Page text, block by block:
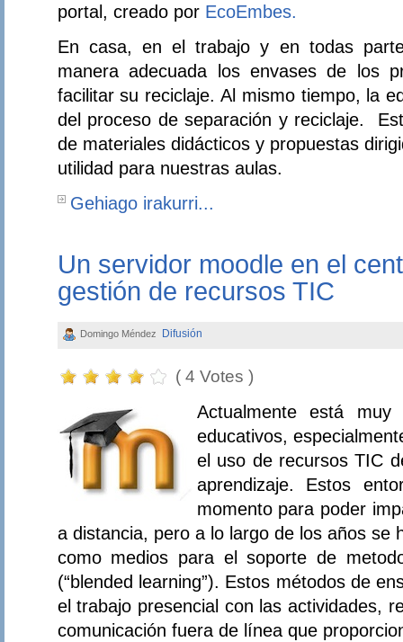
portal, creado por EcoEmbes.
En casa, en el trabajo y en todas
manera adecuada los envases de los
facilitar su reciclaje. Al mismo tiempo, la
del proceso de separación y reciclaje.
de materiales didácticos y propuestas
utilidad para nuestras aulas.
Gehiago irakurri...
Un servidor moodle en el
gestión de recursos TIC
Domingo Méndez Difusión
( 4 Votes )
Actualmente está
educativos,
el uso de recursos TIC
aprendizaje. Estos
momento para poder
a distancia, pero a lo largo de los años se
como medios para el soporte de
(“blended learning”). Estos métodos de
el trabajo presencial con las actividades,
comunicación fuera de línea que